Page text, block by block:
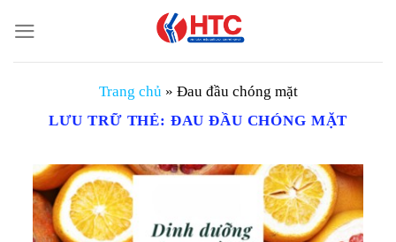
đến
nội
Trang chủ » Đau đầu chóng mặt
LƯU TRỮ THẺ: ĐAU ĐẦU CHÓNG MẶT